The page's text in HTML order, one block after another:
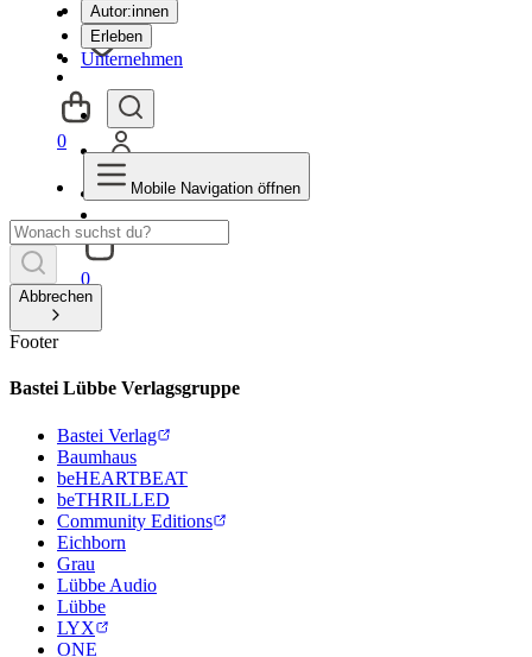
Autor:innen
Erleben
Unternehmen
0
0
Mobile Navigation öffnen
Abbrechen
Footer
Bastei Lübbe Verlagsgruppe
Bastei Verlag
Baumhaus
beHEARTBEAT
beTHRILLED
Community Editions
Eichborn
Grau
Lübbe Audio
Lübbe
LYX
ONE